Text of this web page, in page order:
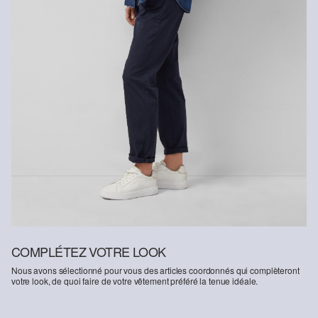
COMPLÉTEZ VOTRE LOOK
Nous avons sélectionné pour vous des articles coordonnés qui complèteront
votre look, de quoi faire de votre vêtement préféré la tenue idéale.